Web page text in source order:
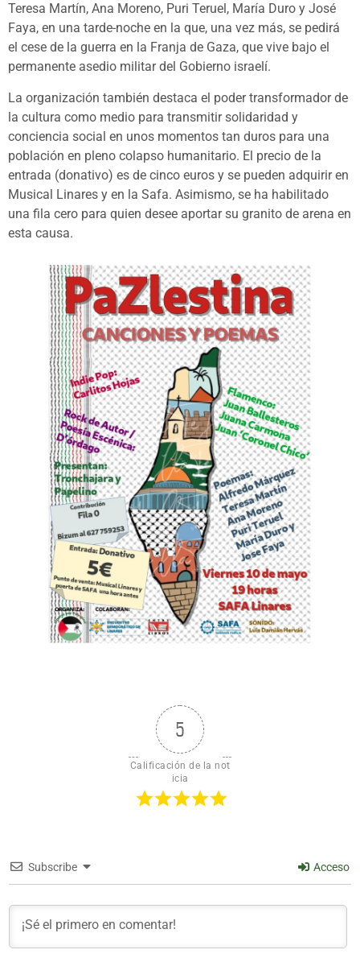
Teresa Martín, Ana Moreno, Puri Teruel, María Duro y José
Faya, en una tarde-noche en la que, una vez más, se pedirá
el cese de la guerra en la Franja de Gaza, que vive bajo el
permanente asedio militar del Gobierno israelí.
La organización también destaca el poder transformador de
la cultura como medio para transmitir solidaridad y
conciencia social en unos momentos tan duros para una
población en pleno colapso humanitario. El precio de la
entrada (donativo) es de cinco euros y se pueden adquirir en
Musical Linares y en la Safa. Asimismo, se ha habilitado
una fila cero para quien desee aportar su granito de arena en
esta causa.
5
Calificación de la not
icia
Subscribe Acceso